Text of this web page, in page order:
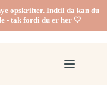
opskrifter. Indtil da kan du
- tak fordi du er her 🤍